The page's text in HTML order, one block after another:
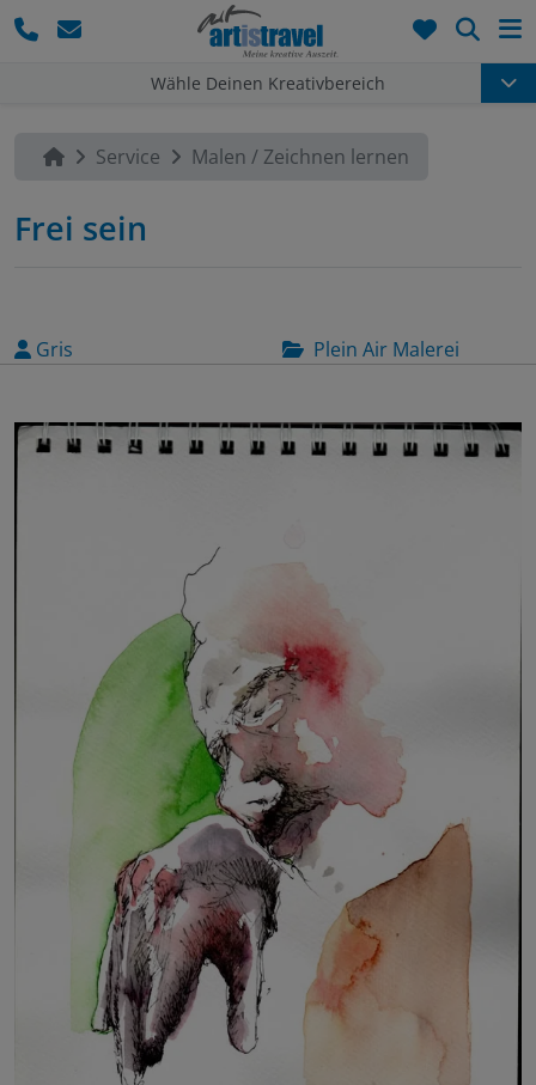
Wähle Deinen Kreativbereich
Service Malen / Zeichnen lernen
Frei sein
Gris Plein Air Malerei